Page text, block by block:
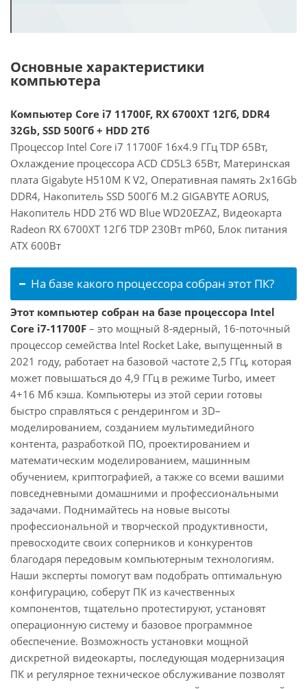
Основные характеристики
компьютера
Компьютер Core i7 11700F, RX 6700XT 12Гб, DDR4
32Gb, SSD 500Гб + HDD 2Тб
Процессор Intel Core i7 11700F 16x4.9 ГГц TDP 65Вт,
Охлаждение процессора ACD CD5L3 65Вт, Материнская
плата Gigabyte H510M K V2, Оперативная память 2x16Gb
DDR4, Накопитель SSD 500Гб M.2 GIGABYTE AORUS,
Накопитель HDD 2Тб WD Blue WD20EZAZ, Видеокарта
Radeon RX 6700XT 12Гб TDP 230Вт mP60, Блок питания
ATX 600Вт
На базе какого процессора собран этот ПК?
Этот компьютер собран на базе процессора Intel
Core i7-11700F – это мощный 8-ядерный, 16-поточный
процессор семейства Intel Rocket Lake, выпущенный в
2021 году, работает на базовой частоте 2,5 ГГц, которая
может повышаться до 4,9 ГГц в режиме Turbo, имеет
4+16 Мб кэша. Компьютеры из этой серии готовы
быстро справляться с рендерингом и 3D–
моделированием, созданием мультимедийного
контента, разработкой ПО, проектированием и
математическим моделированием, машинным
обучением, криптографией, а также со всеми вашими
повседневными домашними и профессиональными
задачами. Поднимайтесь на новые высоты
профессиональной и творческой продуктивности,
превосходите своих соперников и конкурентов
благодаря передовым компьютерным технологиям.
Наши эксперты помогут вам подобрать оптимальную
конфигурацию, соберут ПК из качественных
компонентов, тщательно протестируют, установят
операционную систему и базовое программное
обеспечение. Возможность установки мощной
дискретной видеокарты, последующая модернизация
ПК и регулярное техническое обслуживание позволят